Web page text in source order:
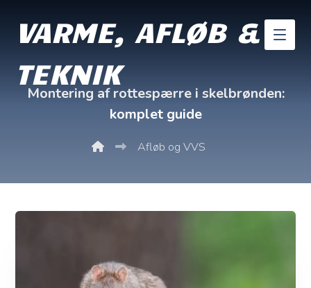
VARME, AFLØB &
TEKNIK
Montering af rottespærre i skelbrønden:
komplet guide
Afløb og VVS